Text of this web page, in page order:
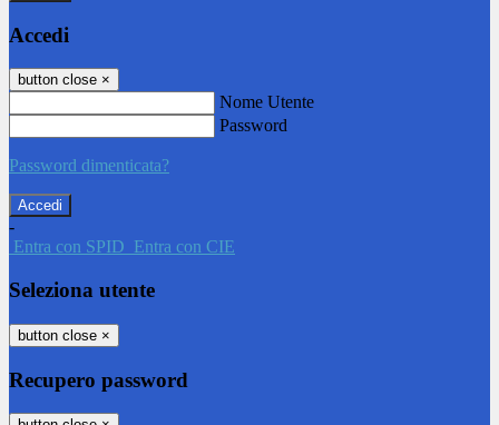
Accedi
button close ×
Nome Utente
Password
Password dimenticata?
-
Entra con SPID Entra con CIE
Seleziona utente
button close ×
Recupero password